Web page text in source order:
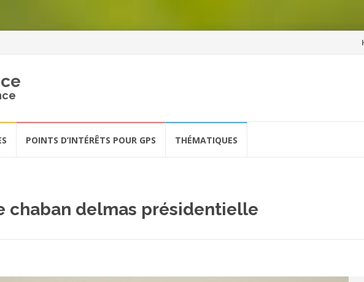
POINTS D’INTÉRÊTS POUR GPS THÉMATIQUES
chaban delmas présidentielle